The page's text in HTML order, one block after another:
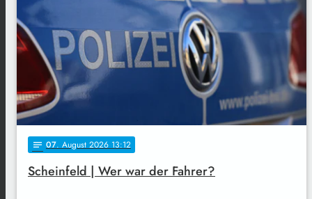
notes 07. August 2026 13:12
Scheinfeld | Wer war der Fahrer?